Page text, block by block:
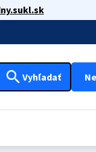
search Vyhľadať